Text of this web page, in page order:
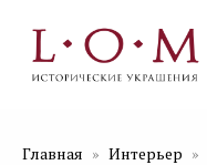
Главная Интерьер